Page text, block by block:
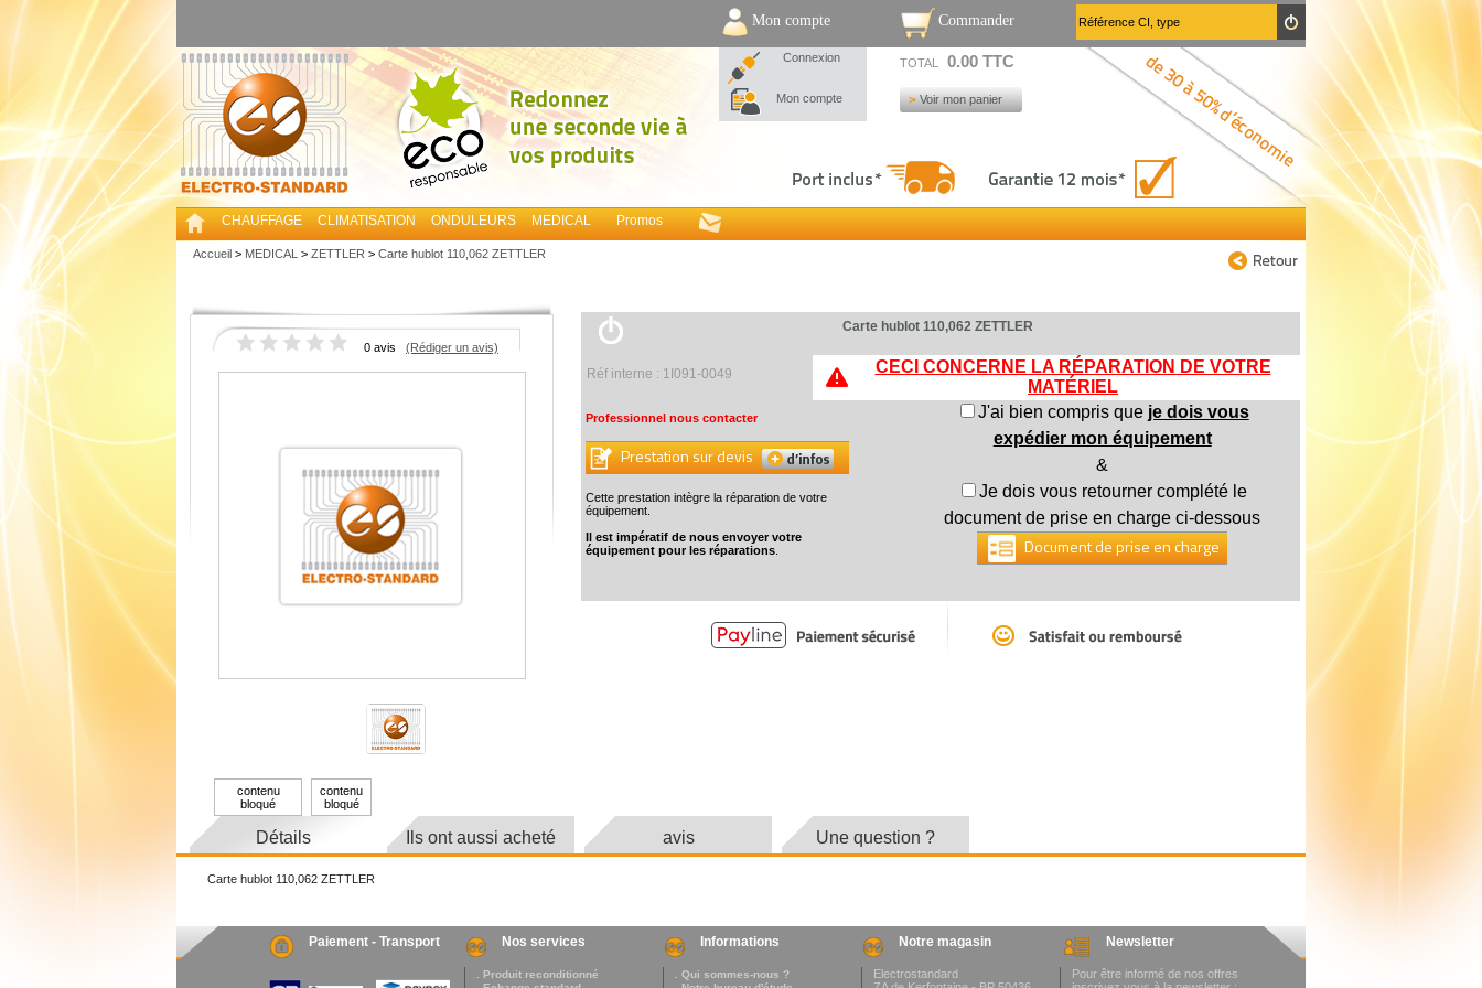
Mon compte
Connexion
Mon compte
Commander
TOTAL 0.00 TTC
Voir mon panier
CHAUFFAGE CLIMATISATION ONDULEURS MEDICAL Promos
Accueil > MEDICAL > ZETTLER > Carte hublot 110,062 ZETTLER
0 avis (Rédiger un avis)
contenu
bloqué
contenu
bloqué
Carte hublot 110,062 ZETTLER
Réf interne : 1I091-0049
Professionnel nous contacter
Prestation sur devis
J'ai bien compris que je dois vous
expédier mon équipement
&
Je dois vous retourner complété le
document de prise en charge ci-dessous
Document de prise en charge
CECI CONCERNE LA RÉPARATION DE VOTRE
MATÉRIEL
Cette prestation intègre la réparation de votre
équipement.
Il est impératif de nous envoyer votre
équipement pour les réparations
Détails Ils ont aussi acheté avis Une question ?
Carte hublot 110,062 ZETTLER
Paiement - Transport Nos services
. Produit reconditionné
Informations
. Qui sommes-nous ?
Notre magasin
Electrostandard
Newsletter
Pour être informé de nos offres